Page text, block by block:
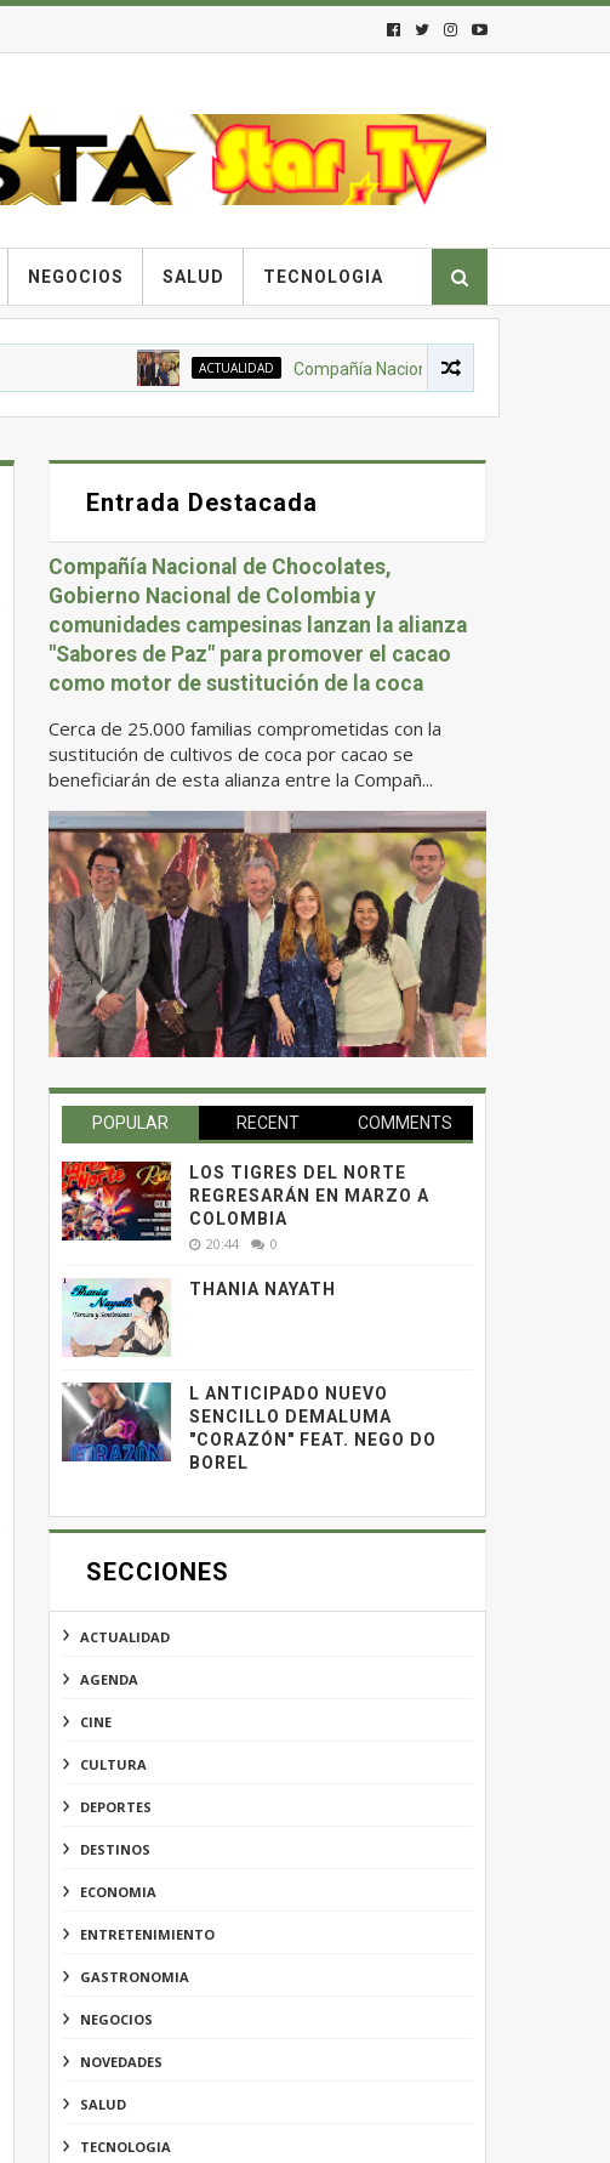
NEGOCIOS SALUD TECNOLOGIA
ACTUALIDAD Compañía Nacional de Chocolates, Gobierno
Entrada Destacada
Compañía Nacional de Chocolates,
Gobierno Nacional de Colombia y
comunidades campesinas lanzan la alianza
"Sabores de Paz" para promover el cacao
como motor de sustitución de la coca
Cerca de 25.000 familias comprometidas con la
sustitución de cultivos de coca por cacao se
beneficiarán de esta alianza entre la Compañ...
POPULAR RECENT COMMENTS
LOS TIGRES DEL NORTE
REGRESARÁN EN MARZO A
COLOMBIA
20:44 0
THANIA NAYATH
L ANTICIPADO NUEVO
SENCILLO DEMALUMA
"CORAZÓN" FEAT. NEGO DO
BOREL
SECCIONES
ACTUALIDAD
AGENDA
CINE
CULTURA
DEPORTES
DESTINOS
ECONOMIA
ENTRETENIMIENTO
GASTRONOMIA
NEGOCIOS
NOVEDADES
SALUD
TECNOLOGIA